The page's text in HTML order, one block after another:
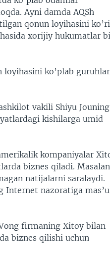
Ayni damda AQSh
qonun loyihasini
xorijiy hukumatlar
ko’plab guruhlar
vakili Shiyu Jouning
kishilarga umid
kompaniyalar
biznes qiladi.
natijalarni saralaydi.
Internet nazoratiga
firmaning Xitoy bilan
biznes qilishi uchun